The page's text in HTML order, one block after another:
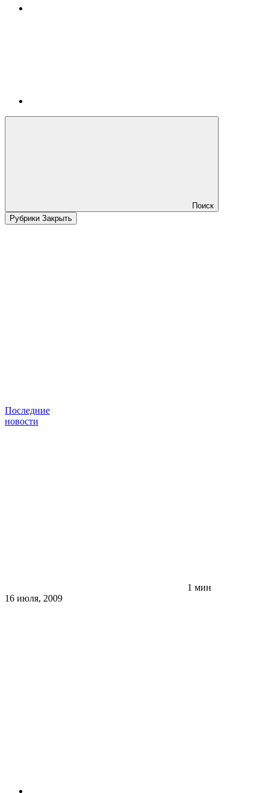
Поиск
Рубрики Закрыть
Последние
новости
1 мин
16 июля, 2009